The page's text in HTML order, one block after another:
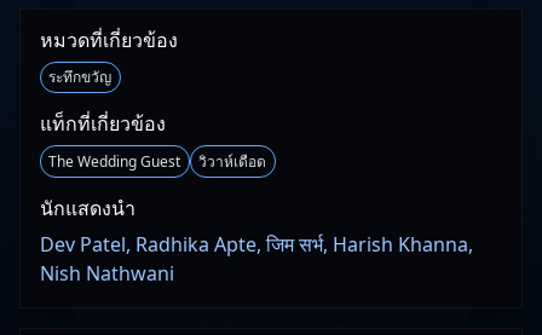
หมวดที่เกี่ยวข้อง
ระทึกขวัญ
แท็กที่เกี่ยวข้อง
The Wedding Guest วิวาห์เดือด
นักแสดงนำ
Dev Patel, Radhika Apte, जिम सर्भ, Harish Khanna,
Nish Nathwani